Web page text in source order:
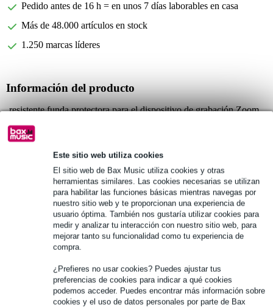
Este sitio web utiliza cookies
El sitio web de Bax Music utiliza cookies y otras
herramientas similares. Las cookies necesarias se utilizan
para habilitar las funciones básicas mientras navegas por
nuestro sitio web y te proporcionan una experiencia de
usuario óptima. También nos gustaría utilizar cookies para
medir y analizar tu interacción con nuestro sitio web, para
mejorar tanto su funcionalidad como tu experiencia de
compra.
¿Prefieres no usar cookies? Puedes ajustar tus
preferencias de cookies para indicar a qué cookies
podemos acceder. Puedes encontrar más información sobre
cookies y el uso de datos personales por parte de Bax
Pedido antes de 16 h = en unos 7 días laborables en casa
Más de 48.000 artículos en stock
1.250 marcas líderes
Información del producto
resistente funda protectora para el dispositivo de grabación Zoom
excelente ajuste
protege contra arañazos y golpes
Especificaciones completas
Véase también (2)